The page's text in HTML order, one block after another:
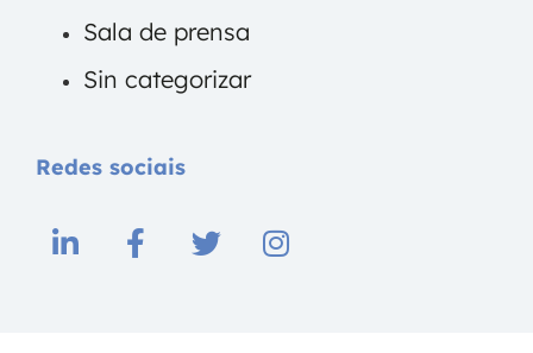
Sala de prensa
Sin categorizar
Redes sociais